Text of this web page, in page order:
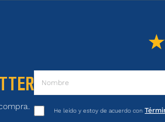
He leído y estoy de acuerdo con